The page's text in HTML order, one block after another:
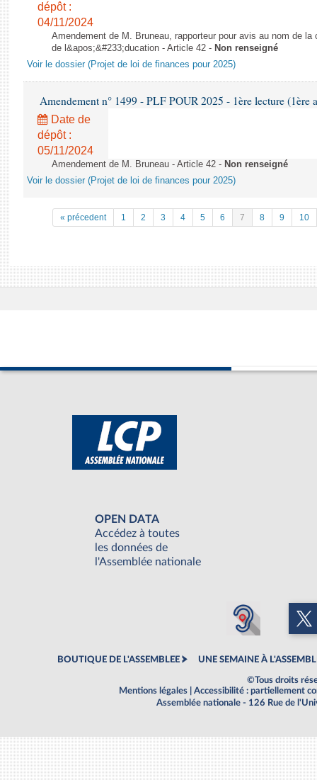
dépôt :
04/11/2024
Amendement de M. Bruneau, rapporteur pour avis au nom de
de l&apos;&#233;ducation - Article 42 - Non renseigné
Voir le dossier (Projet de loi de finances pour 2025)
Amendement n° 1499 - PLF POUR 2025 - 1ère lecture (1ère
Date de
dépôt :
05/11/2024
Amendement de M. Bruneau - Article 42 - Non renseigné
Voir le dossier (Projet de loi de finances pour 2025)
« précedent 1 2 3 4 5 6 7 8 9 10
OPEN DATA
Accédez à toutes
les données de
l'Assemblée nationale
BOUTIQUE DE L'ASSEMBLEE UNE SEMAINE À
©Tous droits
Mentions légales
Accessibilité : partiellement
Assemblée nationale - 126 Rue de